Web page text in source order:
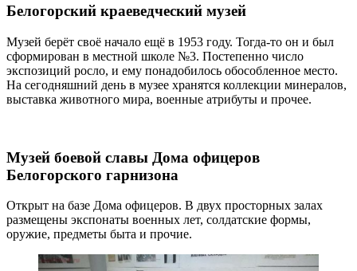
Белогорский краеведческий музей
Музей берёт своё начало ещё в 1953 году. Тогда-то он и был
сформирован в местной школе №3. Постепенно число
экспозиций росло, и ему понадобилось обособленное место.
На сегодняшний день в музее хранятся коллекции минералов,
выставка животного мира, военные атрибуты и прочее.
Музей боевой славы Дома офицеров
Белогорского гарнизона
Открыт на базе Дома офицеров. В двух просторных залах
размещены экспонаты военных лет, солдатские формы,
оружие, предметы быта и прочие.